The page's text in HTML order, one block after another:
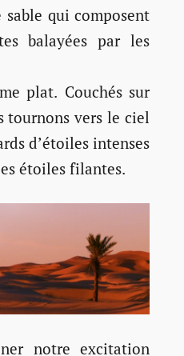
qui composent
balayées par les
plat. Couchés sur
tournons vers le ciel
d’étoiles intenses
étoiles filantes.
notre excitation